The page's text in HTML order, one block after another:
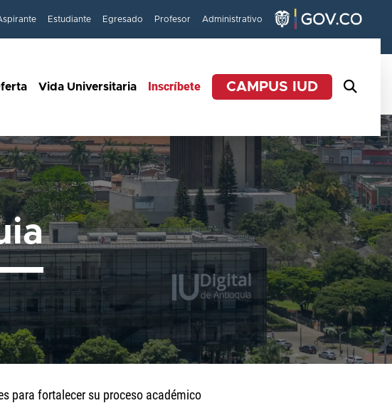
Estudiante Egresado Profesor Administrativo
Vida Universitaria Inscríbete CAMPUS IUD
para fortalecer su proceso académico